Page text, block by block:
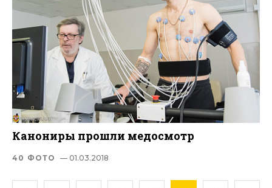
Канониры прошли медосмотр
40 ФОТО — 01.03.2018